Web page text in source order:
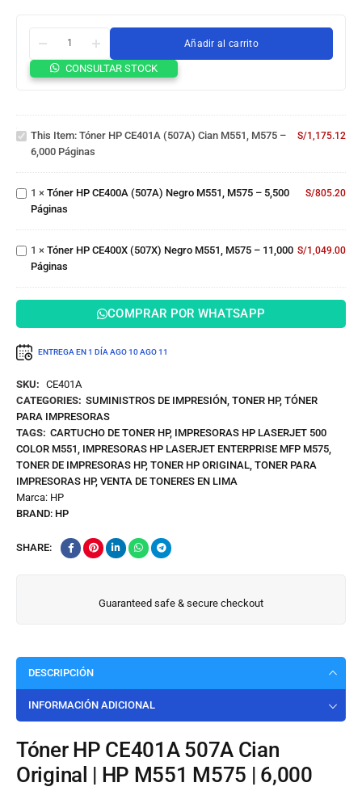
Añadir al carrito
CONSULTAR STOCK
Tóner
Cian
M551,
M575 –
6,000
Páginas
This Item: Tóner HP CE401A (507A) Cian M551, M575 –
6,000 Páginas
S/1,175.12
HP
CE400A
M551,
M575 –
5,500
Páginas
1 × Tóner HP CE400A (507A) Negro M551, M575 – 5,500
Páginas
S/805.20
HP
CE400X
M551,
M575 –
11,000
Páginas
1 × Tóner HP CE400X (507X) Negro M551, M575 – 11,000
Páginas
S/1,049.00
COMPRAR POR WHATSAPP
ENTREGA EN 1 DÍA AGO 10AGO 11
SKU: CE401A
CATEGORIES: SUMINISTROS DE IMPRESIÓN TONER HP, TÓNER
PARA IMPRESORAS
TAGS: CARTUCHO DE TONER HP, IMPRESORAS HP LASERJET 500
COLOR M551 IMPRESORAS HP LASERJET ENTERPRISE MFP M575
TONER DE IMPRESORAS HP, TONER HP ORIGINAL TONER PARA
IMPRESORAS HP, VENTA DE TONERES EN LIMA
Marca: HP
BRAND: HP
SHARE:
Guaranteed safe & secure checkout
DESCRIPCIÓN
INFORMACIÓN ADICIONAL
Tóner HP CE401A 507A Cian
Original | HP M551 M575 | 6,000